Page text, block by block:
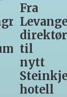
Fra
direktør
til
nytt
hotell